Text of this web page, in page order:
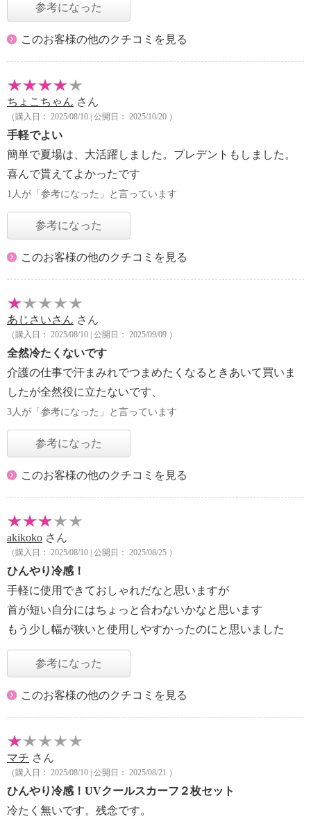
参考になった
このお客様の他のクチコミを見る
ちょこちゃん さん
（購入日： 2025/08/10 | 公開日： 2025/10/20 ）
手軽でよい
簡単で夏場は、大活躍しました。プレデントもしました。
喜んで貰えてよかったです
1人が「参考になった」と言っています
参考になった
このお客様の他のクチコミを見る
あじさいさん さん
（購入日： 2025/08/10 | 公開日： 2025/09/09 ）
全然冷たくないです
介護の仕事で汗まみれでつまめたくなるときあいて買いま
したが全然役に立たないです、
3人が「参考になった」と言っています
参考になった
このお客様の他のクチコミを見る
akikoko さん
（購入日： 2025/08/10 | 公開日： 2025/08/25 ）
ひんやり冷感！
手軽に使用できておしゃれだなと思いますが
首が短い自分にはちょっと合わないかなと思います
もう少し幅が狭いと使用しやすかったのにと思いました
参考になった
このお客様の他のクチコミを見る
マチ さん
（購入日： 2025/08/10 | 公開日： 2025/08/21 ）
ひんやり冷感！UVクールスカーフ２枚セット
冷たく無いです。残念です。